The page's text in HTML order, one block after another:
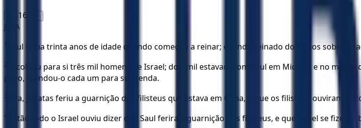
16 A+
JFAA
1 Saul tinha trinta anos de idade quando começou a reinar; e tendo reinado dois anos sobre
2
escolheu para si três mil homens de Israel; dois mil estavam com Saul em Micmás e no
povo, mandou-o cada um para sua tenda.
3 Ora, Jônatas feriu a guarnição dos filisteus que estava em Geba, o que os filisteus ouviram;
4 Então todo o Israel ouviu dizer que Saul ferira a guarnição dos filisteus, e que Israel se fizera